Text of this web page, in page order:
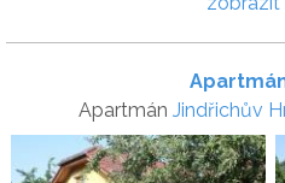
Apartmán
Apartmán Jindřichův